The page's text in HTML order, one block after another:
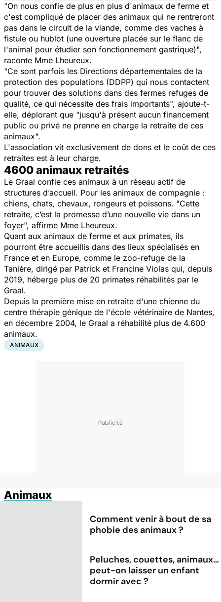
"On nous confie de plus en plus d'animaux de ferme et
c'est compliqué de placer des animaux qui ne rentreront
pas dans le circuit de la viande, comme des vaches à
fistule ou hublot (une ouverture placée sur le flanc de
l'animal pour étudier son fonctionnement gastrique)",
raconte Mme Lheureux.
"Ce sont parfois les Directions départementales de la
protection des populations (DDPP) qui nous contactent
pour trouver des solutions dans des fermes refuges de
qualité, ce qui nécessite des frais importants", ajoute-t-
elle, déplorant que "jusqu'à présent aucun financement
public ou privé ne prenne en charge la retraite de ces
animaux".
L'association vit exclusivement de dons et le coût de ces
retraites est à leur charge.
4600 animaux retraités
Le Graal confie ces animaux à un réseau actif de
structures d’accueil. Pour les animaux de compagnie :
chiens, chats, chevaux, rongeurs et poissons. "Cette
retraite, c’est la promesse d’une nouvelle vie dans un
foyer", affirme Mme Lheureux.
Quant aux animaux de ferme et aux primates, ils
pourront être accueillis dans des lieux spécialisés en
France et en Europe, comme le zoo-refuge de la
Tanière, dirigé par Patrick et Francine Violas qui, depuis
2019, héberge plus de 20 primates réhabilités par le
Graal.
Depuis la première mise en retraite d'une chienne du
centre thérapie génique de l'école vétérinaire de Nantes,
en décembre 2004, le Graal a réhabilité plus de 4.600
animaux.
ANIMAUX
Animaux
Comment venir à bout de sa
phobie des animaux ?
Peluches, couettes, animaux…
peut-on laisser un enfant
dormir avec ?